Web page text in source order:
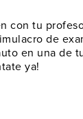
con tu
de
en una de
ya!